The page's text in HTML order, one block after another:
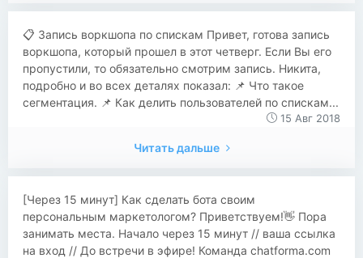
📋 Запись воркшопа по спискам Привет, готова запись
воркшопа, который прошел в этот четверг. Если Вы его
пропустили, то обязательно смотрим запись. Никита,
подробно и во всех деталях показал: 📌 Что такое
сегментация. 📌 Как делить пользователей по спискам...
15 Авг 2018
Читать дальше
[Через 15 минут] Как сделать бота своим
персональным маркетологом? Приветствуем!👋 Пора
занимать места. Начало через 15 минут // ваша ссылка
на вход // До встречи в эфире! Команда chatforma.com